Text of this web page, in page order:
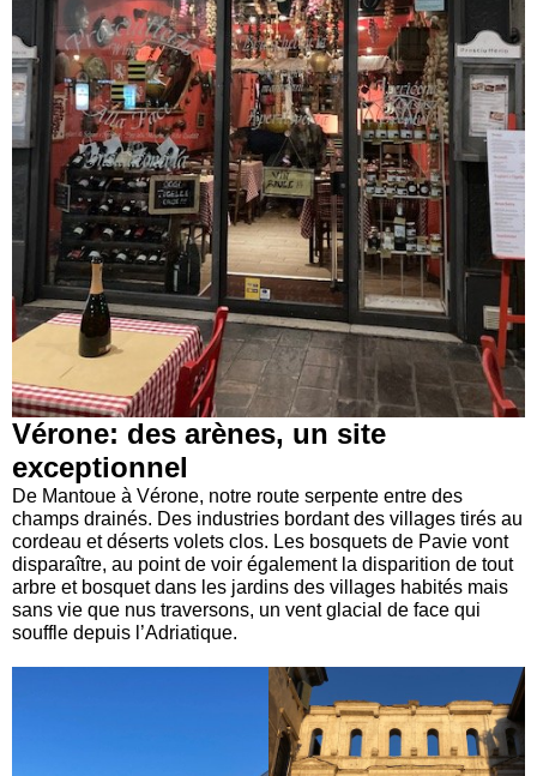
Vérone: des arènes, un site
exceptionnel
De Mantoue à Vérone, notre route serpente entre des
champs drainés. Des industries bordant des villages tirés au
cordeau et déserts volets clos. Les bosquets de Pavie vont
disparaître, au point de voir également la disparition de tout
arbre et bosquet dans les jardins des villages habités mais
sans vie que nus traversons, un vent glacial de face qui
souffle depuis l’Adriatique.